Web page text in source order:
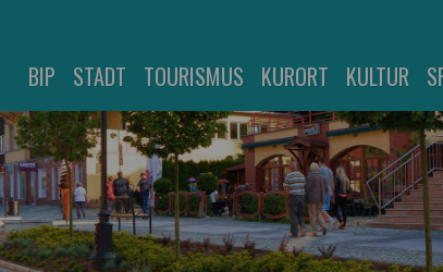
BIP STADT TOURISMUS KURORT KULTUR